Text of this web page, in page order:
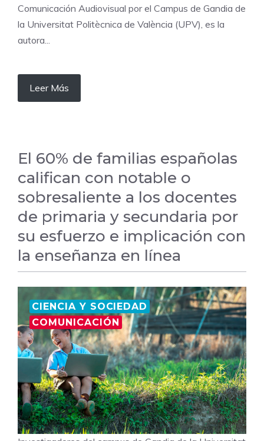
Comunicación Audiovisual por el Campus de Gandia de
la Universitat Politècnica de València (UPV), es la
autora...
Leer Más
El 60% de familias españolas
califican con notable o
sobresaliente a los docentes
de primaria y secundaria por
su esfuerzo e implicación con
la enseñanza en línea
CIENCIA Y SOCIEDAD
COMUNICACIÓN